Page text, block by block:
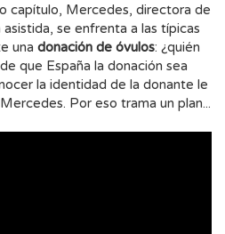
se enfrenta a las típicas
una donación de óvulos: ¿quién
que España la donación sea
la identidad de la donante le
Por eso trama un plan...